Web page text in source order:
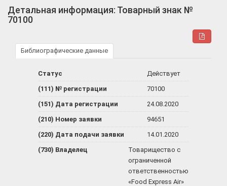
Детальная информация: Товарный знак №
70100
Библиографические данные
Статус
Действует
(111) № регистрации
70100
(151) Дата регистрации
24.08.2020
(210) Номер заявки
94651
(220) Дата подачи заявки
14.01.2020
(730) Владелец
Товарищество с
ограниченной
ответственностью
«Food Express Air»